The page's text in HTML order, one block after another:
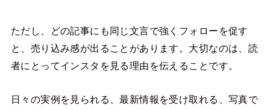
ただし、どの記事にも同じ文言で強くフォローを促す
と、売り込み感が出ることがあります。大切なのは、読
者にとってインスタを見る理由を伝えることです。
日々の実例を見られる、最新情報を受け取れる、写真で